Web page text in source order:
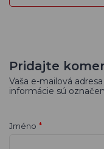
Pridajte
Vaša e-mailová
informácie sú
Jméno *